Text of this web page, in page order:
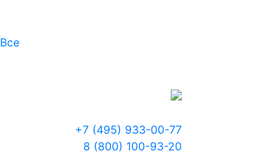
Все
+7 (495) 933-00-77
8 (800) 100-93-20